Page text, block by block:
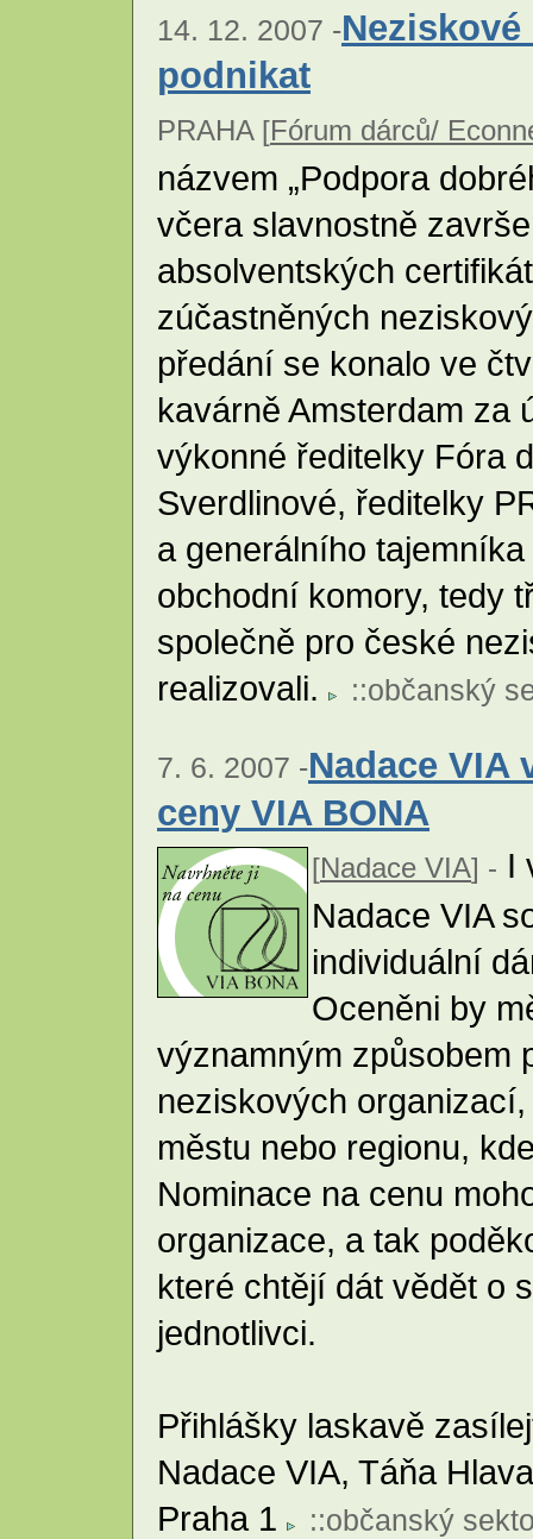
14. 12. 2007 -
podnikat
PRAHA [Fórum dárců/
názvem „Podpora
včera slavnostně
absolventských
zúčastněných
předání se konalo ve
kavárně Amsterdam za
výkonné ředitelky Fóra
Sverdlinové, ředitelky
a generálního
obchodní komory, tedy
společně pro české
realizovali.
::občanský
7. 6. 2007 -Nadace VIA
ceny VIA BONA
[Nadace VIA] - I
Nadace VIA
individuální
Oceněni by
významným způsobem
neziskových
městu nebo regionu,
Nominace na cenu
organizace, a tak
které chtějí dát vědět o
jednotlivci.
Přihlášky laskavě
Nadace VIA, Táňa
Praha 1
::občanský